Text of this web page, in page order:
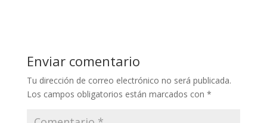
Enviar comentario
Tu dirección de correo electrónico no será publicada.
Los campos obligatorios están marcados con *